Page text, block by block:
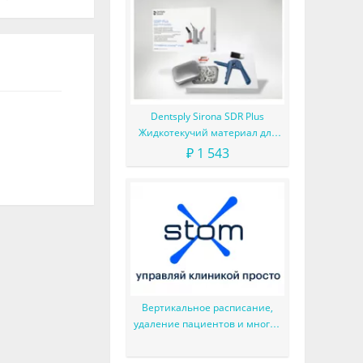
Dentsply Sirona SDR Plus
Жидкотекучий материал для
жевательных зубов
₽ 1 543
Вертикальное расписание,
удаление пациентов и многое